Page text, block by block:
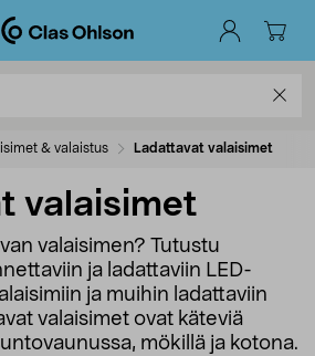
& valaistus Ladattavat valaisimet
valaisimet
valaisimen? Tutustu
ja ladattaviin LED-
ja muihin ladattaviin
valaisimet ovat käteviä
mökillä ja kotona.